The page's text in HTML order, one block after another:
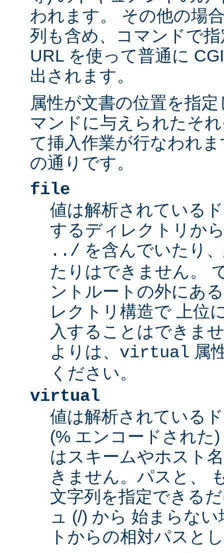
われます。 その他の場
列も含め、コマンドで
URL を使って普通に
出されます。
属性が文書の位置を指
マンドに与えられたそ
て挿入作業が行なわれ
の通りです。
file
値は解析されている
するディレクトリか
../ を含んでいたり
たりはできません。
ントルートの外にあ
レクトリ構造で 上位
入することはできま
よりは、 virtual 属
ください。
virtual
値は解析されている
(% エンコードされた
はスキームやホスト
きません。パスと、
文字列を指定できる
ュ (/) から 始まらな
トからの相対パスと